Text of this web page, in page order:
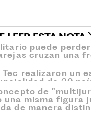
LEER ESTA NOTA
puede
cruzan una
realizaron un
de 20
de
una misma figura
de manera